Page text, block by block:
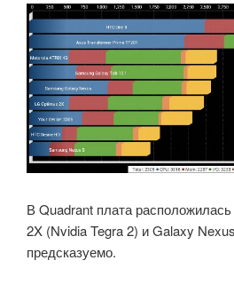
В Quadrant плата
2X (Nvidia Tegra 2) и Galaxy
предсказуемо.